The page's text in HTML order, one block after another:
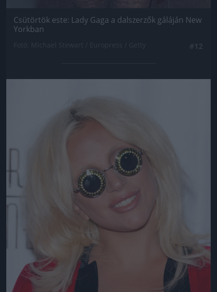
Csütörtök este: Lady Gaga a dalszerzők gáláján New
Yorkban